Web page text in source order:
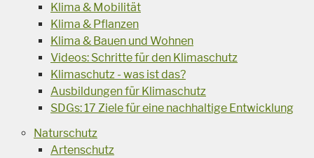
Klima & Mobilität
Klima & Pflanzen
Klima & Bauen und Wohnen
Videos: Schritte für den Klimaschutz
Klimaschutz - was ist das?
Ausbildungen für Klimaschutz
SDGs: 17 Ziele für eine nachhaltige Entwicklung
Naturschutz
Artenschutz